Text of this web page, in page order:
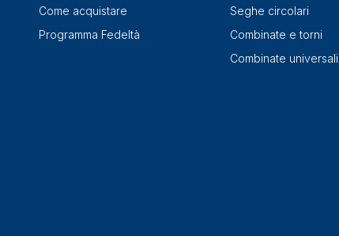
Come acquistare
Programma Fedeltà
Seghe circolari
Combinate e torni
Combinate universali